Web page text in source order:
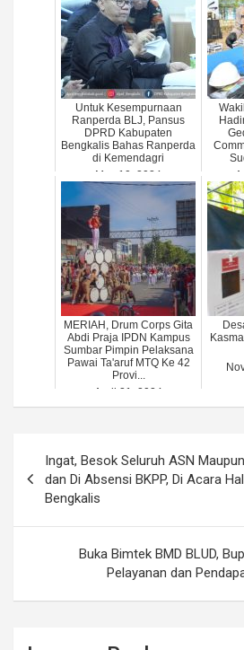
Untuk Kesempurnaan
Ranperda BLJ, Pansus
DPRD Kabupaten
Bengkalis Bahas Ranperda
di Kemendagri
May 10, 2024
MERIAH, Drum Corps Gita
Abdi Praja IPDN Kampus
Sumbar Pimpin Pelaksana
Pawai Ta'aruf MTQ Ke 42
Provi...
April 21, 2024
navigation
Ingat, Besok Seluruh ASN
dan Di Absensi BKPP, Di Acara
Bengkalis
Buka Bimtek BMD BLUD,
Pelayanan dan